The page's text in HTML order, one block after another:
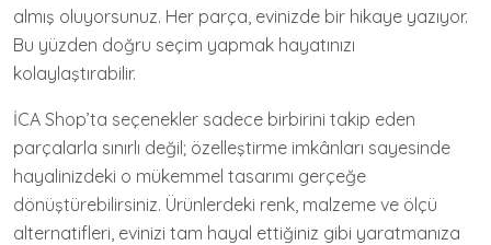
almış oluyorsunuz. Her parça, evinizde bir hikaye yazıyor.
Bu yüzden doğru seçim yapmak hayatınızı
kolaylaştırabilir.
İCA Shop’ta seçenekler sadece birbirini takip eden
parçalarla sınırlı değil; özelleştirme imkânları sayesinde
hayalinizdeki o mükemmel tasarımı gerçeğe
dönüştürebilirsiniz. Ürünlerdeki renk, malzeme ve ölçü
alternatifleri, evinizi tam hayal ettiğiniz gibi yaratmanıza